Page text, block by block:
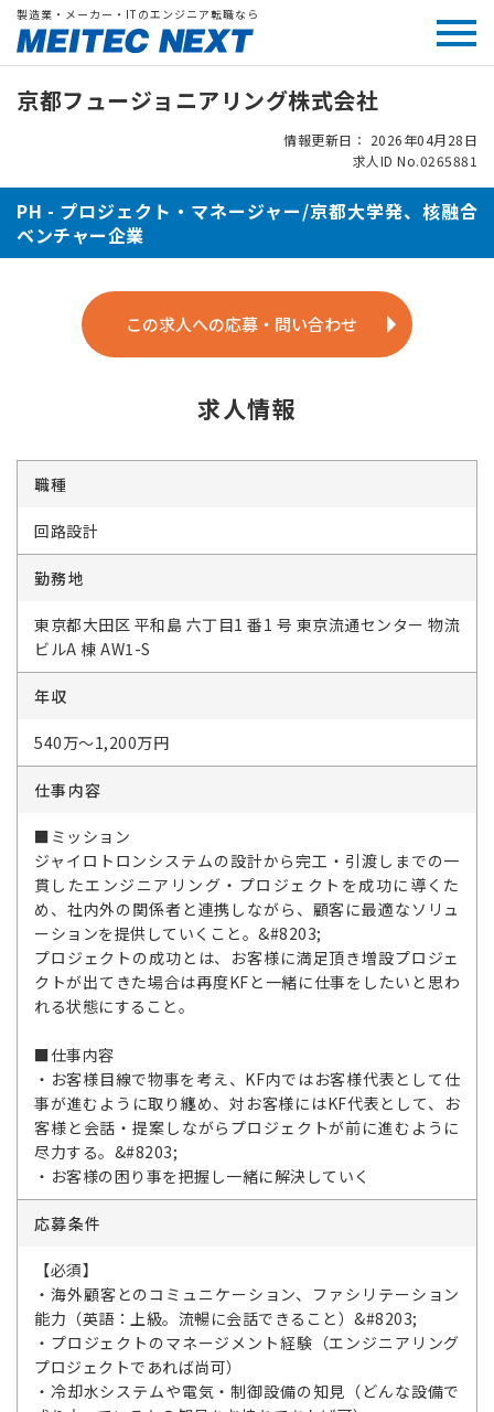
製造業・メーカー・ITのエンジニア転職なら
京都フュージョニアリング株式会社
情報更新日： 2026年04月28日
求人ID No.0265881
PH - プロジェクト・マネージャー/京都大学発、核融合
ベンチャー企業
この求人への応募・問い合わせ
求人情報
職種
回路設計
勤務地
東京都大田区 平和島 六丁目1 番1 号 東京流通センター 物流
ビルA 棟 AW1-S
年収
540万～1,200万円
仕事内容
■ミッション
ジャイロトロンシステムの設計から完工・引渡しまでの一
貫したエンジニアリング・プロジェクトを成功に導くた
め、社内外の関係者と連携しながら、顧客に最適なソリュ
ーションを提供していくこと。&#8203;
プロジェクトの成功とは、お客様に満足頂き増設プロジェ
クトが出てきた場合は再度KFと一緒に仕事をしたいと思わ
れる状態にすること。
■仕事内容
・お客様目線で物事を考え、KF内ではお客様代表として仕
事が進むように取り纏め、対お客様にはKF代表として、お
客様と会話・提案しながらプロジェクトが前に進むように
尽力する。&#8203;
・お客様の困り事を把握し一緒に解決していく
応募条件
【必須】
・海外顧客とのコミュニケーション、ファシリテーション
能力（英語：上級。流暢に会話できること）&#8203;
・プロジェクトのマネージメント経験（エンジニアリング
プロジェクトであれば尚可）
・冷却水システムや電気・制御設備の知見（どんな設備で